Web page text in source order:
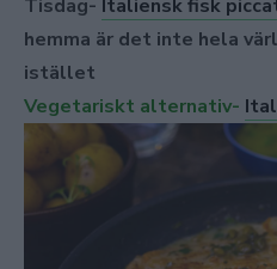
Tisdag- Italiensk fisk
hemma är det inte hela
istället
Vegetariskt alternativ-